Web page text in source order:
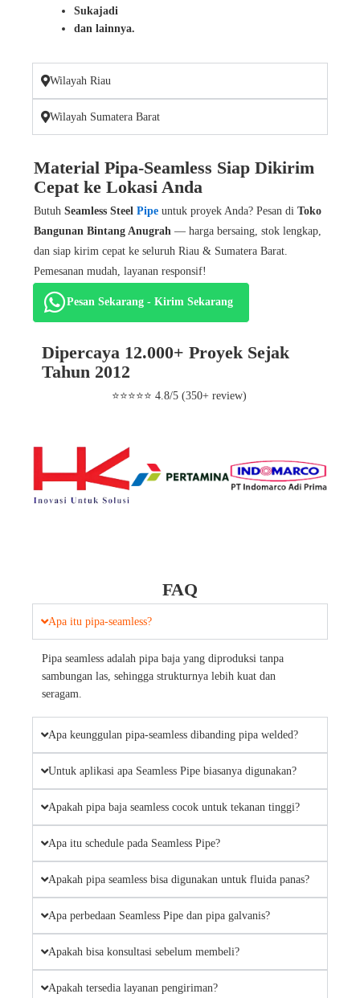
Sukajadi
dan lainnya.
Wilayah Riau
Wilayah Sumatera Barat
Material Pipa-Seamless Siap Dikirim
Cepat ke Lokasi Anda
Butuh Seamless Steel Pipe untuk proyek Anda? Pesan di Toko
Bangunan Bintang Anugrah — harga bersaing, stok lengkap,
dan siap kirim cepat ke seluruh Riau & Sumatera Barat.
Pemesanan mudah, layanan responsif!
Pesan Sekarang - Kirim Sekarang
Dipercaya 12.000+ Proyek Sejak
Tahun 2012
⭐⭐⭐⭐⭐ 4.8/5 (350+ review)
FAQ
Apa itu pipa-seamless?
Pipa seamless adalah pipa baja yang diproduksi tanpa
sambungan las, sehingga strukturnya lebih kuat dan
seragam.
Apa keunggulan pipa-seamless dibanding pipa welded?
Untuk aplikasi apa Seamless Pipe biasanya digunakan?
Apakah pipa baja seamless cocok untuk tekanan tinggi?
Apa itu schedule pada Seamless Pipe?
Apakah pipa seamless bisa digunakan untuk fluida panas?
Apa perbedaan Seamless Pipe dan pipa galvanis?
Apakah bisa konsultasi sebelum membeli?
Apakah tersedia layanan pengiriman?